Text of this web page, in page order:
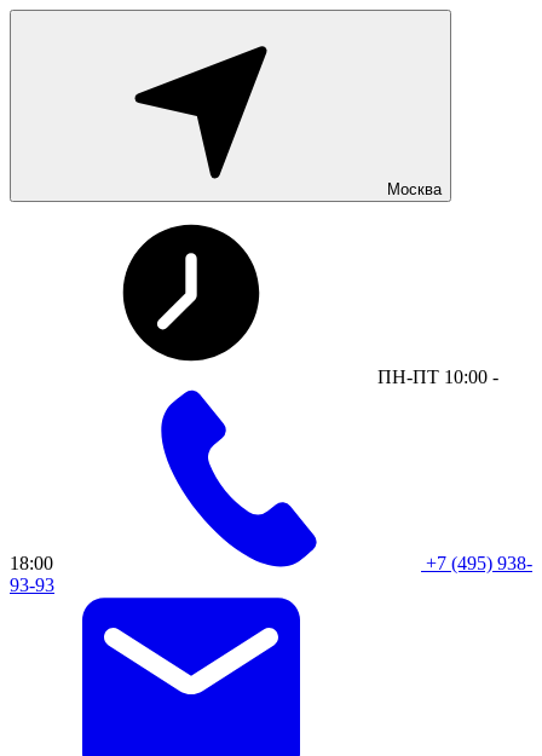
Москва
ПН-ПТ 10:00 -
18:00
+7 (495) 938-
93-93